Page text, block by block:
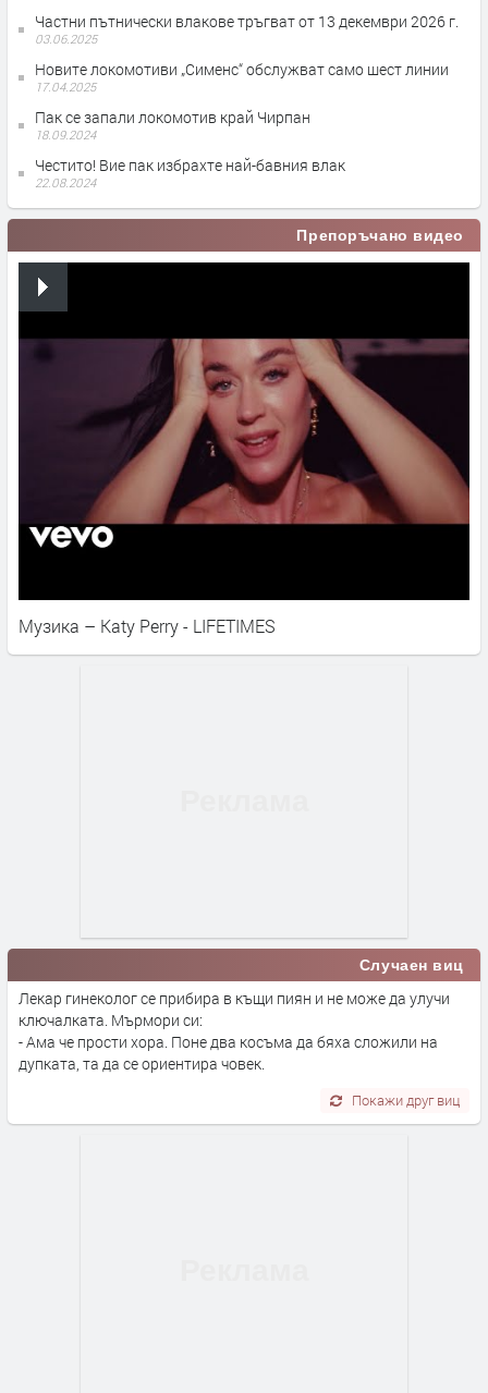
Частни пътнически влакове тръгват от 13 декември 2026 г.
03.06.2025
Новите локомотиви „Сименс“ обслужват само шест линии
17.04.2025
Пак се запали локомотив край Чирпан
18.09.2024
Честито! Вие пак избрахте най-бавния влак
22.08.2024
Препоръчано видео
Музика – Katy Perry - LIFETIMES
Случаен виц
Лекар гинеколог се прибира в къщи пиян и не може да улучи
ключалката. Мърмори си:
- Ама че прости хора. Поне два косъма да бяха сложили на
дупката, та да се ориентира човек.
Покажи друг виц